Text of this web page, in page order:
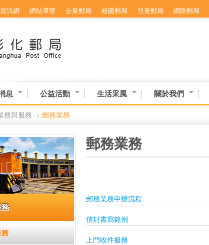
訊網 網站導覽 企業郵局 校園郵局 兒童郵局 網路郵局
息 公益活動 生活采風 關於我們
務與服務 > 郵務業務
郵務業務
郵務業務申辦流程
信封書寫範例
上門收件服務